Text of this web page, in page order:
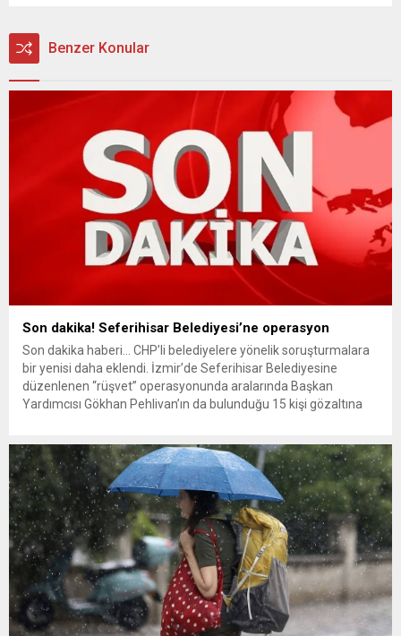
Benzer Konular
Son dakika! Seferihisar Belediyesi’ne operasyon
Son dakika haberi… CHP’li belediyelere yönelik soruşturmalara
bir yenisi daha eklendi. İzmir’de Seferihisar Belediyesine
düzenlenen “rüşvet” operasyonunda aralarında Başkan
Yardımcısı Gökhan Pehlivan’ın da bulunduğu 15 kişi gözaltına